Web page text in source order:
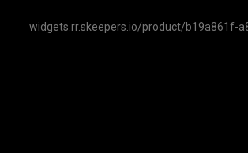
widgets.rr.skeepers.io/product/b19a861f-